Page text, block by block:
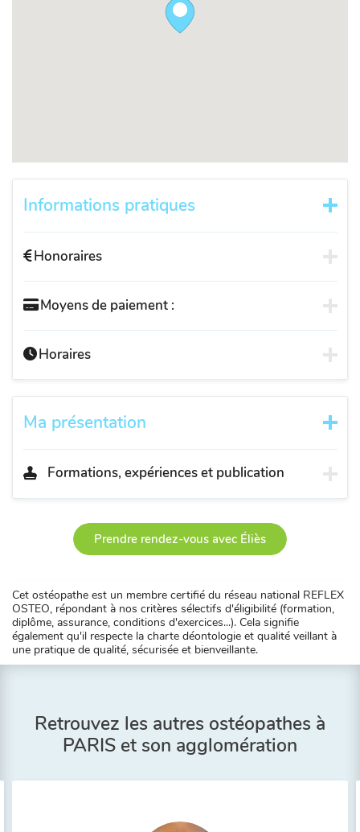
Informations pratiques
Honoraires
Moyens de paiement :
Horaires
Ma présentation
Formations, expériences et publication
Prendre rendez-vous avec Éliès
Cet ostéopathe est un membre certifié du réseau national REFLEX
OSTEO, répondant à nos critères sélectifs d'éligibilité (formation,
diplôme, assurance, conditions d'exercices...). Cela signifie
également qu'il respecte la charte déontologie et qualité veillant à
une pratique de qualité, sécurisée et bienveillante.
Retrouvez les autres ostéopathes à
PARIS et son agglomération